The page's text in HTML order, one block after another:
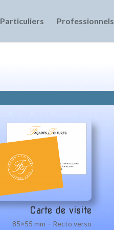
Particuliers Professionnels
Carte de visite
85×55 mm – Recto verso